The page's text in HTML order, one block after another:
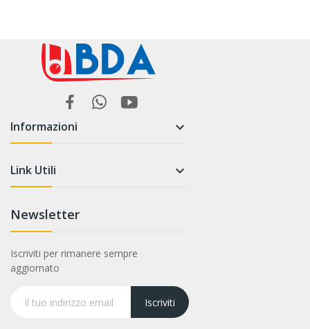
Informazioni 
Link Utili 
Newsletter
Iscriviti per rimanere sempre
aggiornato
Iscriviti